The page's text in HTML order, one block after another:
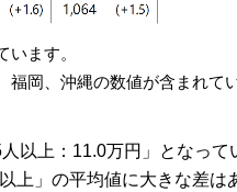
ます。
岡、沖縄の数値が含まれてい
以上：11.0万円」となって
上」の平均値に大きな差は